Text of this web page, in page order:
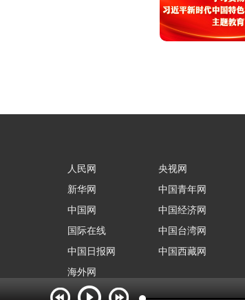
人民网
新华网
中国网
国际在线
中国日报网
海外网
央视网
中国青年网
中国经济网
中国台湾网
中国西藏网